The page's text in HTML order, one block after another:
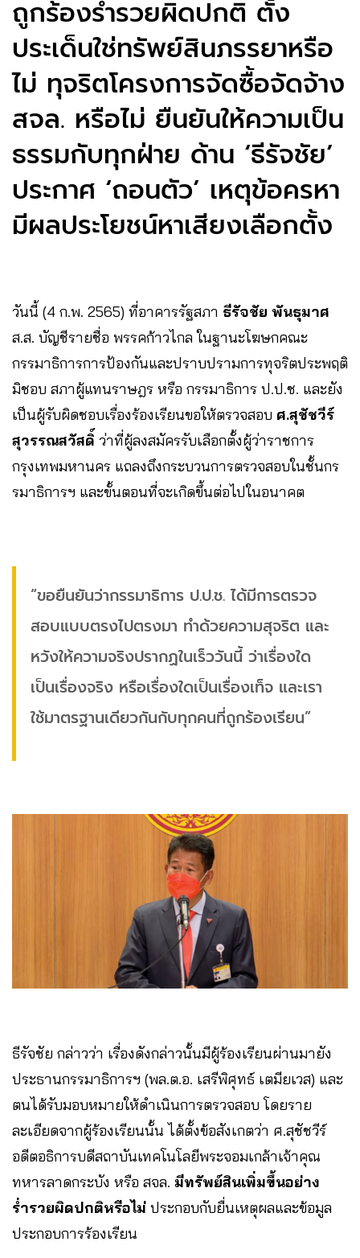
ถูกร้องร่ำรวยผิดปกติ ตั้ง
ประเด็นใช่ทรัพย์สินภรรยาหรือ
ไม่ ทุจริตโครงการจัดซื้อจัดจ้าง
สจล. หรือไม่ ยืนยันให้ความเป็น
ธรรมกับทุกฝ่าย ด้าน ‘ธีรัจชัย’
ประกาศ ‘ถอนตัว’ เหตุข้อครหา
มีผลประโยชน์หาเสียงเลือกตั้ง
วันนี้ (4 ก.พ. 2565) ที่อาคารรัฐสภา ธีรัจชัย พันธุมาศ
ส.ส. บัญชีรายชื่อ พรรคก้าวไกล ในฐานะโฆษกคณะ
กรรมาธิการการป้องกันและปราบปรามการทุจริตประพฤติ
มิชอบ สภาผู้แทนราษฎร หรือ กรรมาธิการ ป.ป.ช. และยัง
เป็นผู้รับผิดชอบเรื่องร้องเรียนขอให้ตรวจสอบ ศ.สุชัชวีร์
สุวรรณสวัสดิ์ ว่าที่ผู้ลงสมัครรับเลือกตั้งผู้ว่าราชการ
กรุงเทพมหานคร แถลงถึงกระบวนการตรวจสอบในชั้นกร
รมาธิการฯ และขั้นตอนที่จะเกิดขึ้นต่อไปในอนาคต
“ขอยืนยันว่ากรรมาธิการ ป.ป.ช. ได้มีการตรวจ
สอบแบบตรงไปตรงมา ทำด้วยความสุจริต และ
หวังให้ความจริงปรากฏในเร็ววันนี้ ว่าเรื่องใด
เป็นเรื่องจริง หรือเรื่องใดเป็นเรื่องเท็จ และเรา
ใช้มาตรฐานเดียวกันกับทุกคนที่ถูกร้องเรียน”
ธีรัจชัย กล่าวว่า เรื่องดังกล่าวนั้นมีผู้ร้องเรียนผ่านมายัง
ประธานกรรมาธิการฯ (พล.ต.อ. เสรีพิศุทธ์ เตมียเวส) และ
ตนได้รับมอบหมายให้ดำเนินการตรวจสอบ โดยราย
ละเอียดจากผู้ร้องเรียนนั้น ได้ตั้งข้อสังเกตว่า ศ.สุชัชวีร์
อดีตอธิการบดีสถาบันเทคโนโลยีพระจอมเกล้าเจ้าคุณ
ทหารลาดกระบัง หรือ สจล. มีทรัพย์สินเพิ่มขึ้นอย่าง
ร่ำรวยผิดปกติหรือไม่ ประกอบกับยื่นเหตุผลและข้อมูล
ประกอบการร้องเรียน